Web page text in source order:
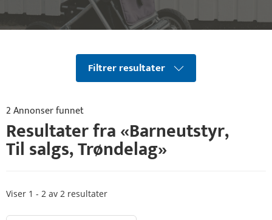
Filtrer resultater
2 Annonser funnet
Resultater fra «Barneutstyr,
Til salgs,Trøndelag»
Viser 1 - 2 av 2 resultater